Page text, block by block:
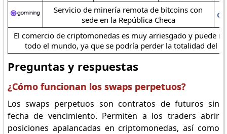
Servicio de minería remota de bitcoins con
sede en la República Checa
El comercio de criptomonedas es muy arriesgado y puede
todo el mundo, ya que se podría perder la totalidad del
Preguntas y respuestas
¿Cómo funcionan los swaps perpetuos?
Los swaps perpetuos son contratos de futuros sin
fecha de vencimiento. Permiten a los traders abrir
posiciones apalancadas en criptomonedas, así como